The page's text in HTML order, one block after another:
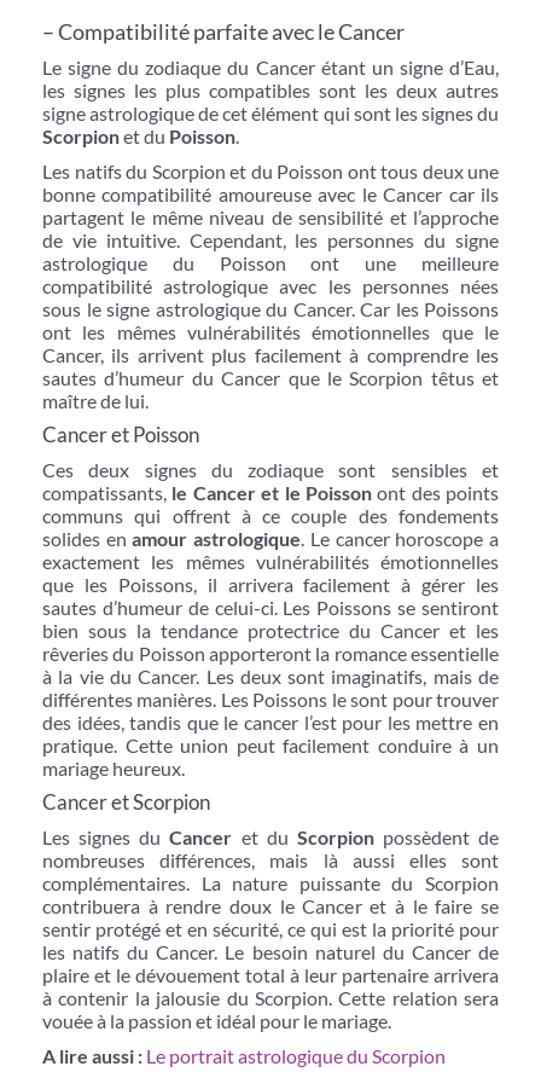
– Compatibilité parfaite avec le Cancer
Le signe du zodiaque du Cancer étant un signe d’Eau,
les signes les plus compatibles sont les deux autres
signe astrologique de cet élément qui sont les signes du
Scorpionet du Poisson.
Les natifs du Scorpion et du Poisson ont tous deux une
bonne compatibilité amoureuse avec le Cancer car ils
partagent le même niveau de sensibilité et l’approche
de vie intuitive. Cependant, les personnes du signe
astrologique du Poisson ont une meilleure
compatibilité astrologique avec les personnes nées
sous le signe astrologique du Cancer. Car les Poissons
ont les mêmes vulnérabilités émotionnelles que le
Cancer, ils arrivent plus facilement à comprendre les
sautes d’humeur du Cancer que le Scorpion têtus et
maître de lui.
Cancer et Poisson
Ces deux signes du zodiaque sont sensibles et
compatissants, le Cancer et le Poissonont des points
communs qui offrent à ce couple des fondements
solides enamour astrologique. Le cancer horoscope a
exactement les mêmes vulnérabilités émotionnelles
que les Poissons, il arrivera facilement à gérer les
sautes d’humeur de celui-ci. Les Poissons se sentiront
bien sous la tendance protectrice du Cancer et les
rêveries du Poisson apporteront la romance essentielle
à la vie du Cancer. Les deux sont imaginatifs, mais de
différentes manières. Les Poissons le sont pour trouver
des idées, tandis que le cancer l’est pour les mettre en
pratique. Cette union peut facilement conduire à un
mariage heureux.
Cancer et Scorpion
Les signes duCancer et du Scorpionpossèdent de
nombreuses différences, mais là aussi elles sont
complémentaires. La nature puissante du Scorpion
contribuera à rendre doux le Cancer et à le faire se
sentir protégé et en sécurité, ce qui est la priorité pour
les natifs du Cancer. Le besoin naturel du Cancer de
plaire et le dévouement total à leur partenaire arrivera
à contenir la jalousie du Scorpion. Cette relation sera
vouée à la passion et idéal pour le mariage.
A lire aussi : Le portrait astrologique du Scorpion